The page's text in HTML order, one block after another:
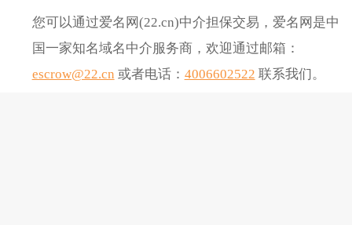
您可以通过爱名网(22.cn)中介担保交易，爱名网是中
国一家知名域名中介服务商，欢迎通过邮箱：
escrow@22.cn 或者电话： 4006602522 联系我们。